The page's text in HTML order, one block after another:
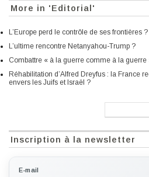
More in 'Editorial'
L’Europe perd le contrôle de ses frontières ?
L’ultime rencontre Netanyahou-Trump ?
Combattre « à la guerre comme à la guerre
Réhabilitation d’Alfred Dreyfus : la France
envers les Juifs et Israël ?
Inscription à la newsletter
E-mail